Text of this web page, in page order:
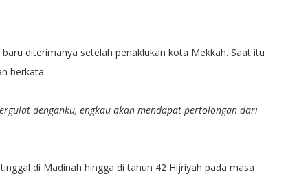
diterimanya setelah penaklukan kota Mekkah. Saat itu
berkata:
denganku, engkau akan mendapat pertolongan dari
di Madinah hingga di tahun 42 Hijriyah pada masa